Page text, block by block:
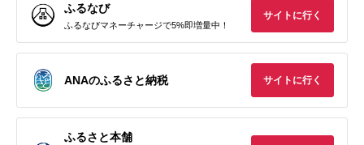
ふるなび
ふるなびマネーチャージで5%即増量中！
サイトに行く
ANAのふるさと納税 サイトに行く
ふるさと本舗